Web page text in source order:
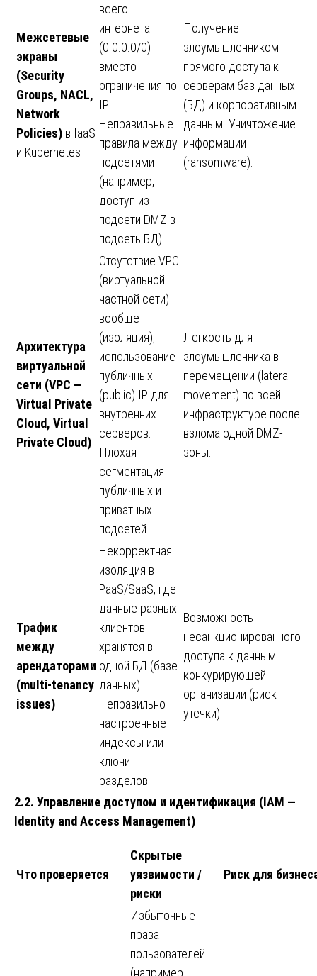
Межсетевые
экраны
(Security
Groups, NACL,
Network
Policies) в IaaS
и Kubernetes
всего
интернета
(0.0.0.0/0)
вместо
ограничения по
IP.
Неправильные
правила между
подсетями
(например,
доступ из
подсети DMZ в
подсеть БД).
Получение
злоумышленником
прямого доступа к
серверам баз данных
(БД) и корпоративным
данным. Уничтожение
информации
(ransomware).
Архитектура
виртуальной
сети (VPC —
Virtual Private
Cloud, Virtual
Private Cloud)
Отсутствие VPC
(виртуальной
частной сети)
вообще
(изоляция),
использование
публичных
(public) IP для
внутренних
серверов.
Плохая
сегментация
публичных и
приватных
подсетей.
Легкость для
злоумышленника в
перемещении (lateral
movement) по всей
инфраструктуре после
взлома одной DMZ-
зоны.
Трафик
между
арендаторами
(multi‑tenancy
issues)
Некорректная
изоляция в
PaaS/SaaS, где
данные разных
клиентов
хранятся в
одной БД (базе
данных).
Неправильно
настроенные
индексы или
ключи
разделов.
Возможность
несанкционированного
доступа к данным
конкурирующей
организации (риск
утечки).
2.2. Управление доступом и идентификация (IAM —
Identity and Access Management)
Что проверяется
Скрытые
уязвимости /
риски
Риск для
Избыточные
права
пользователей
(например,